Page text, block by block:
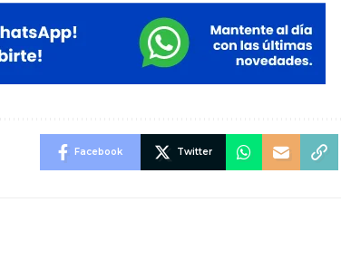
Facebook Twitter